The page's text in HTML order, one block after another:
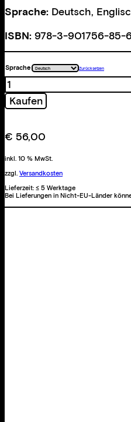
Sprache: Deutsch,
ISBN: 978-3-901756-85-
Sprache Zurücksetzen
Räumlich
Menge
Kaufen
€ 56,00
inkl. 10 % MwSt.
zzgl. Versandkosten
Lieferzeit: ≤ 5 Werktage
Bei Lieferungen in Nicht-EU-Länder